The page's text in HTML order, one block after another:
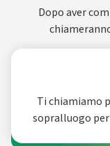
Dopo aver
Ti chiamiamo
sopralluogo